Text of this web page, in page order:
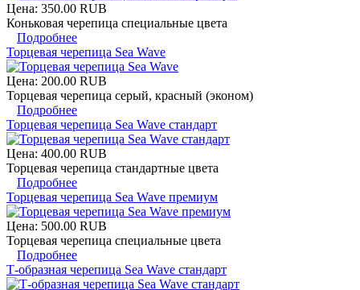
Цена: 350.00 RUB
Коньковая черепица специальные цвета
Подробнее
Торцевая черепица Sea Wave
Цена: 200.00 RUB
Торцевая черепица серый, красный (эконом)
Подробнее
Торцевая черепица Sea Wave стандарт
Цена: 400.00 RUB
Торцевая черепица стандартные цвета
Подробнее
Торцевая черепица Sea Wave премиум
Цена: 500.00 RUB
Торцевая черепица специальные цвета
Подробнее
Т-образная черепица Sea Wave стандарт